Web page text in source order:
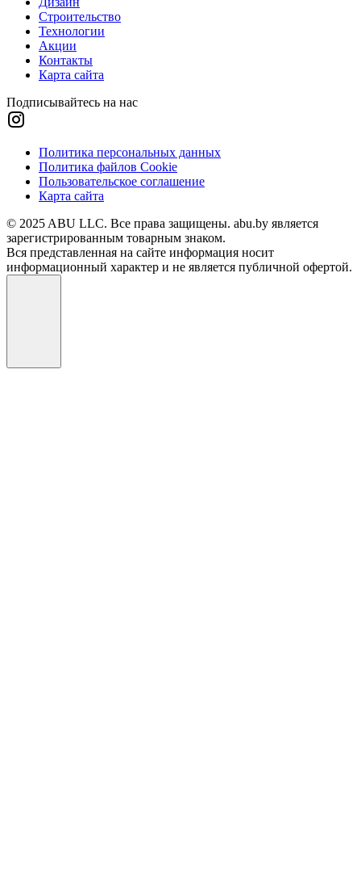
Строительство
Технологии
Акции
Контакты
Карта сайта
Подписывайтесь на нас
Политика персональных данных
Политика файлов Cookie
Пользовательское соглашение
Карта сайта
© 2025 ABU LLC. Все права защищены. abu.by является
зарегистрированным товарным знаком.
Вся представленная на сайте информация носит
информационный характер и не является публичной офертой.